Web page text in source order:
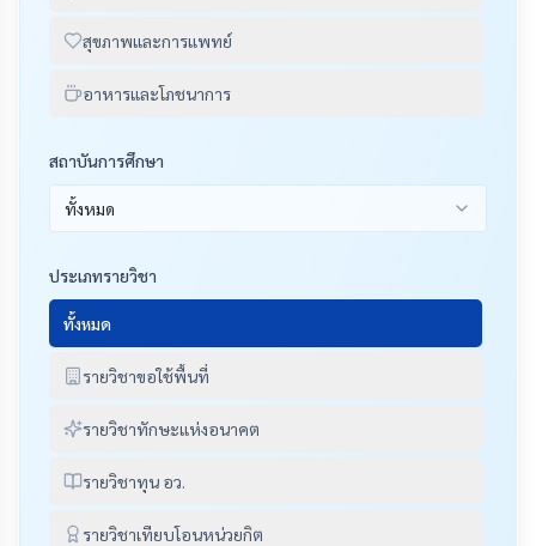
สุขภาพและการแพทย์
อาหารและโภชนาการ
สถาบันการศึกษา
ทั้งหมด
ประเภทรายวิชา
ทั้งหมด
รายวิชาขอใช้พื้นที่
รายวิชาทักษะแห่งอนาคต
รายวิชาทุน อว.
รายวิชาเทียบโอนหน่วยกิต